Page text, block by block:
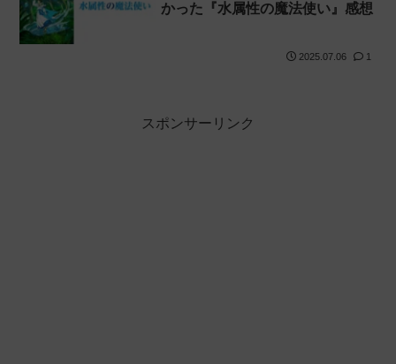
かった『水属性の魔法使い』感想
2025.07.06 1
スポンサーリンク